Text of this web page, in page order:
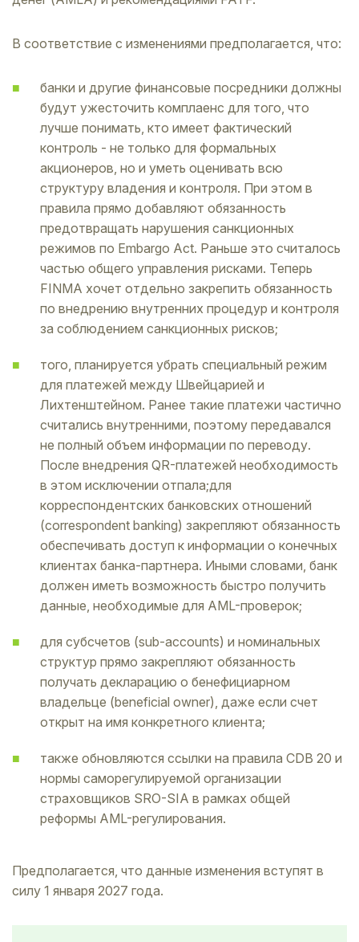
В соответствие с изменениями предполагается, что:
банки и другие финансовые посредники должны
будут ужесточить комплаенс для того, что
лучше понимать, кто имеет фактический
контроль - не только для формальных
акционеров, но и уметь оценивать всю
структуру владения и контроля. При этом в
правила прямо добавляют обязанность
предотвращать нарушения санкционных
режимов по Embargo Act. Раньше это считалось
частью общего управления рисками. Теперь
FINMA хочет отдельно закрепить обязанность
по внедрению внутренних процедур и контроля
за соблюдением санкционных рисков;
того, планируется убрать специальный режим
для платежей между Швейцарией и
Лихтенштейном. Ранее такие платежи частично
считались внутренними, поэтому передавался
не полный объем информации по переводу.
После внедрения QR-платежей необходимость
в этом исключении отпала;для
корреспондентских банковских отношений
(correspondent banking) закрепляют обязанность
обеспечивать доступ к информации о конечных
клиентах банка-партнера. Иными словами, банк
должен иметь возможность быстро получить
данные, необходимые для AML-проверок;
для субсчетов (sub-accounts) и номинальных
структур прямо закрепляют обязанность
получать декларацию о бенефициарном
владельце (beneficial owner), даже если счет
открыт на имя конкретного клиента;
также обновляются ссылки на правила CDB 20 и
нормы саморегулируемой организации
страховщиков SRO-SIA в рамках общей
реформы AML-регулирования.
Предполагается, что данные изменения вступят в
силу 1 января 2027 года.